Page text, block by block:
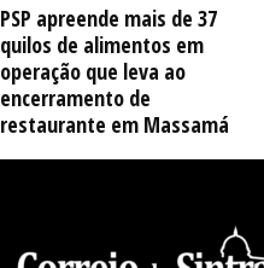
PSP apreende mais de 37
quilos de alimentos em
operação que leva ao
encerramento de
restaurante em Massamá